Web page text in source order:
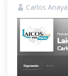
Carlos